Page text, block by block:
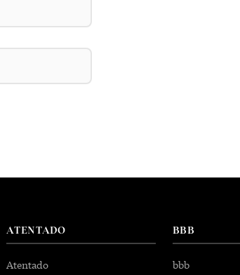
ATENTADO
Atentado
BBB
bbb